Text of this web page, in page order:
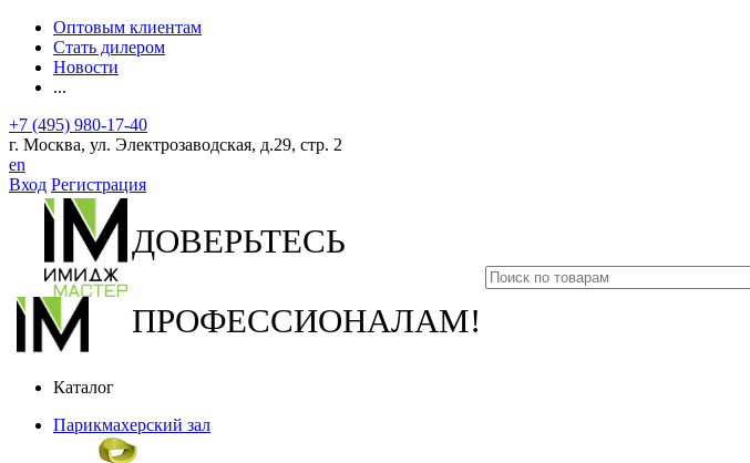
Оптовым клиентам
Стать дилером
Новости
...
+7 (495) 980-17-40
г. Москва, ул. Электрозаводская, д.29, стр. 2
en
Вход Регистрация
ДОВЕРЬТЕСЬ
ПРОФЕССИОНАЛАМ!
Каталог
Парикмахерский зал